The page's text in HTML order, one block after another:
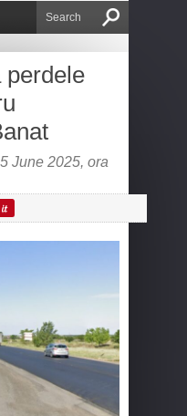
perdele
June 2025, ora